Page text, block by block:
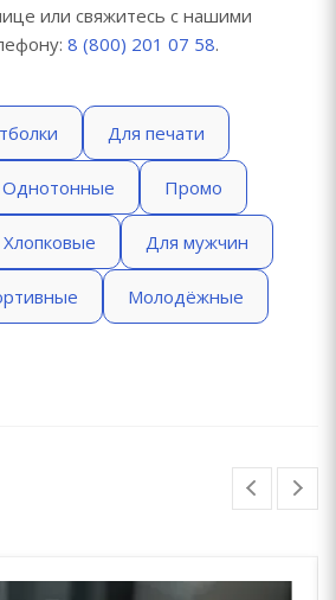
или свяжитесь с нашими
8 (800) 201 07 58.
Для печати
Однотонные Промо
Хлопковые Для мужчин
Молодёжные